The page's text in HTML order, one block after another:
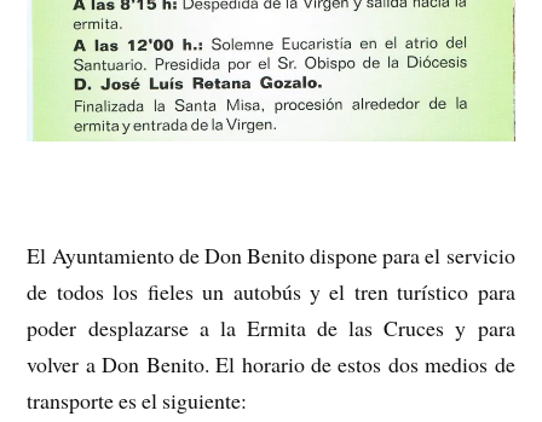
El Ayuntamiento de Don Benito dispone para el servicio
de todos los fieles un autobús y el tren turístico para
poder desplazarse a la Ermita de las Cruces y para
volver a Don Benito. El horario de estos dos medios de
transporte es el siguiente: